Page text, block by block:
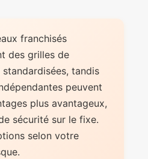
franchisés
des grilles de
tandis
peuvent
plus avantageux,
sécurité sur le fixe.
selon votre